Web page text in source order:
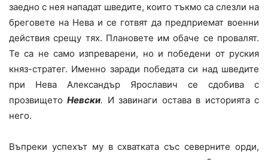
заедно с нея нападат шведите, които тъкмо са слезли на
бреговете на Нева и се готвят да предприемат военни
действия срещу тях. Плановете им обаче се провалят.
Те са не само изпреварени, но и победени от руския
княз-стратег. Именно заради победата си над шведите
при Нева Александър Ярославич се сдобива с
прозвищетоНевски. И завинаги остава в историята с
него.
Въпреки успехът му в схватката със северните орди,